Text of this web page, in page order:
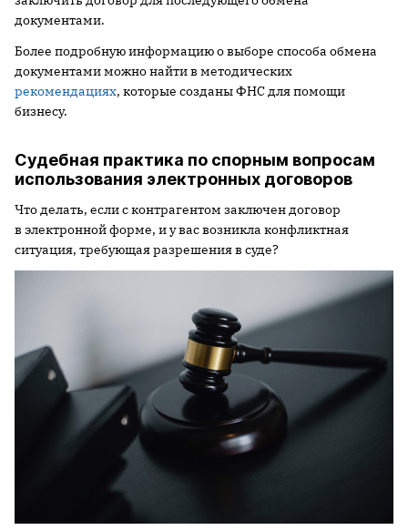
документами.
Более подробную информацию о выборе способа обмена
документами можно найти в методических
рекомендациях, которые созданы ФНС для помощи
бизнесу.
Судебная практика по спорным вопросам
использования электронных договоров
Что делать, если с контрагентом заключен договор
в электронной форме, и у вас возникла конфликтная
ситуация, требующая разрешения в суде?